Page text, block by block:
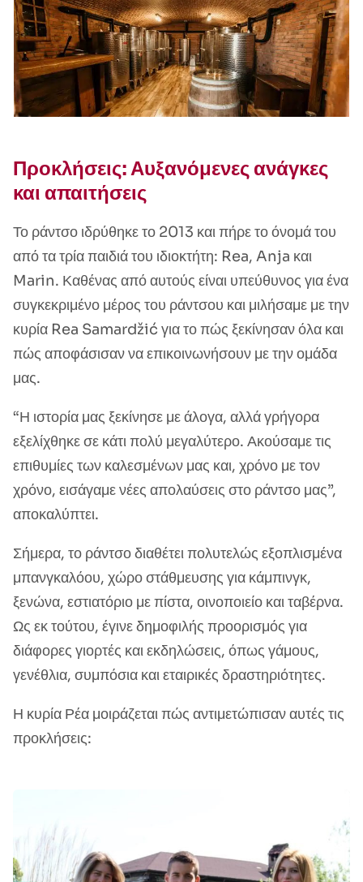
Προκλήσεις: Αυξανόμενες ανάγκες
και απαιτήσεις
Το ράντσο ιδρύθηκε το 2013 και πήρε το όνομά του
από τα τρία παιδιά του ιδιοκτήτη: Rea, Anja και
Marin. Καθένας από αυτούς είναι υπεύθυνος για ένα
συγκεκριμένο μέρος του ράντσου και μιλήσαμε με την
κυρία Rea Samardžić για το πώς ξεκίνησαν όλα και
πώς αποφάσισαν να επικοινωνήσουν με την ομάδα
μας.
“Η ιστορία μας ξεκίνησε με άλογα, αλλά γρήγορα
εξελίχθηκε σε κάτι πολύ μεγαλύτερο. Ακούσαμε τις
επιθυμίες των καλεσμένων μας και, χρόνο με τον
χρόνο, εισάγαμε νέες απολαύσεις στο ράντσο μας”,
αποκαλύπτει.
Σήμερα, το ράντσο διαθέτει πολυτελώς εξοπλισμένα
μπανγκαλόου, χώρο στάθμευσης για κάμπινγκ,
ξενώνα, εστιατόριο με πίστα, οινοποιείο και ταβέρνα.
Ως εκ τούτου, έγινε δημοφιλής προορισμός για
διάφορες γιορτές και εκδηλώσεις, όπως γάμους,
γενέθλια, συμπόσια και εταιρικές δραστηριότητες.
Η κυρία Ρέα μοιράζεται πώς αντιμετώπισαν αυτές τις
προκλήσεις: